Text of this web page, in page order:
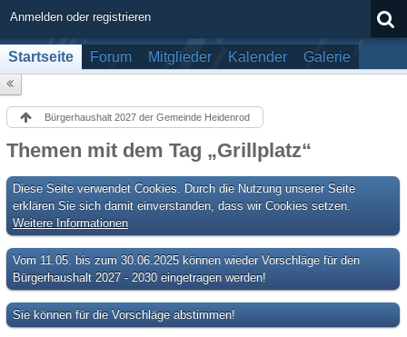
Anmelden oder registrieren
Startseite Forum Mitglieder Kalender Galerie
Bürgerhaushalt 2027 der Gemeinde Heidenrod
Themen mit dem Tag „Grillplatz“
Diese Seite verwendet Cookies. Durch die Nutzung unserer Seite
erklären Sie sich damit einverstanden, dass wir Cookies setzen.
Weitere Informationen
Vom 11.05. bis zum 30.06.2025 können wieder Vorschläge für den
Bürgerhaushalt 2027 - 2030 eingetragen werden!
Sie können für die Vorschläge abstimmen!